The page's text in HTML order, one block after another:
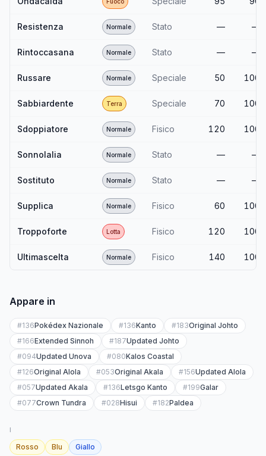
Resistenza Normale Stato — —
Rintoccasana Normale Stato — —
Russare Normale Speciale 50 100
Sabbiardente Terra Speciale 70 100
Sdoppiatore Normale Fisico 120 100
Sonnolalia Normale Stato — —
Sostituto Normale Stato — —
Supplica Normale Fisico 60 100
Troppoforte Lotta Fisico 120 100
Ultimascelta Normale Fisico 140 100
Appare in
#136Pokédex Nazionale #136Kanto #183Original Johto
#166Extended Sinnoh #187Updated Johto
#094Updated Unova #080Kalos Coastal
#126Original Alola #053Original Akala #156Updated Alola
#057Updated Akala #136Letsgo Kanto #199Galar
#077Crown Tundra #028Hisui #182Paldea
I
Rosso Blu Giallo